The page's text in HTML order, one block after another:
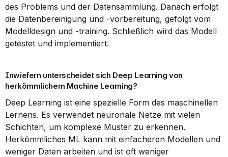
des Problems und der Datensammlung. Danach erfolgt
die Datenbereinigung und -vorbereitung, gefolgt vom
Modelldesign und -training. Schließlich wird das Modell
getestet und implementiert.
Inwiefern unterscheidet sich Deep Learning von
herkömmlichem Machine Learning?
Deep Learning ist eine spezielle Form des maschinellen
Lernens. Es verwendet neuronale Netze mit vielen
Schichten, um komplexe Muster zu erkennen.
Herkömmliches ML kann mit einfacheren Modellen und
weniger Daten arbeiten und ist oft weniger